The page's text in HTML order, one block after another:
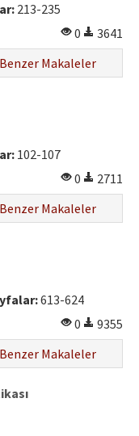
213-235
0
3641
Benzer Makaleler
102-107
0
2711
Benzer Makaleler
613-624
0
9355
Benzer Makaleler